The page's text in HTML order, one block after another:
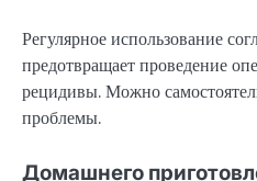
Регулярное использование
предотвращает проведение
рецидивы. Можно
проблемы.
Домашнего